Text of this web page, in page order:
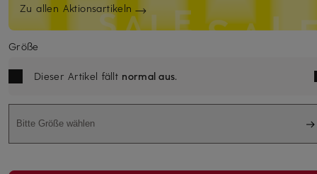
Zu allen Aktionsartikeln
Größe
Dieser Artikel fällt normal aus.
Bitte Größe wählen